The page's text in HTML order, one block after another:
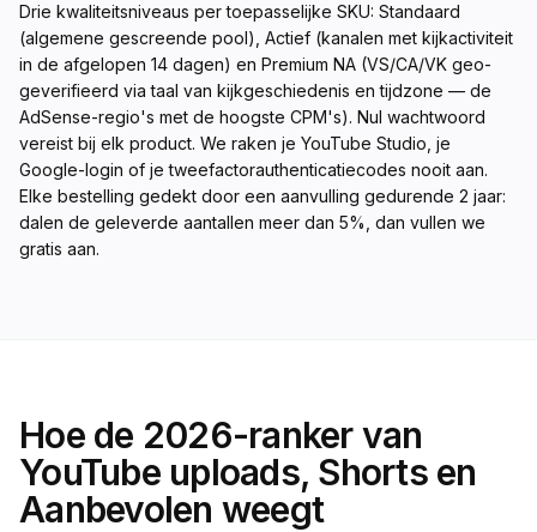
Drie kwaliteitsniveaus per toepasselijke SKU: Standaard
(algemene gescreende pool), Actief (kanalen met kijkactiviteit
in de afgelopen 14 dagen) en Premium NA (VS/CA/VK geo-
geverifieerd via taal van kijkgeschiedenis en tijdzone — de
AdSense-regio's met de hoogste CPM's). Nul wachtwoord
vereist bij elk product. We raken je YouTube Studio, je
Google-login of je tweefactorauthenticatiecodes nooit aan.
Elke bestelling gedekt door een aanvulling gedurende 2 jaar:
dalen de geleverde aantallen meer dan 5%, dan vullen we
gratis aan.
Hoe de 2026-ranker van
YouTube uploads, Shorts en
Aanbevolen weegt